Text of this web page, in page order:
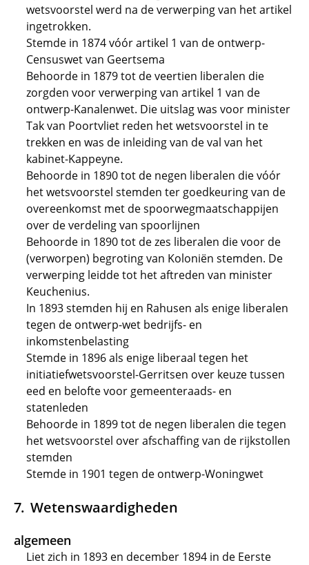
wetsvoorstel werd na de verwerping van het artikel
ingetrokken.
Stemde in 1874 vóór artikel 1 van de ontwerp-
Censuswet van Geertsema
Behoorde in 1879 tot de veertien liberalen die
zorgden voor verwerping van artikel 1 van de
ontwerp-Kanalenwet. Die uitslag was voor minister
Tak van Poortvliet reden het wetsvoorstel in te
trekken en was de inleiding van de val van het
kabinet-Kappeyne.
Behoorde in 1890 tot de negen liberalen die vóór
het wetsvoorstel stemden ter goedkeuring van de
overeenkomst met de spoorwegmaatschappijen
over de verdeling van spoorlijnen
Behoorde in 1890 tot de zes liberalen die voor de
(verworpen) begroting van Koloniën stemden. De
verwerping leidde tot het aftreden van minister
Keuchenius.
In 1893 stemden hij en Rahusen als enige liberalen
tegen de ontwerp-wet bedrijfs- en
inkomstenbelasting
Stemde in 1896 als enige liberaal tegen het
initiatiefwetsvoorstel-Gerritsen over keuze tussen
eed en belofte voor gemeenteraads- en
statenleden
Behoorde in 1899 tot de negen liberalen die tegen
het wetsvoorstel over afschaffing van de rijkstollen
stemden
Stemde in 1901 tegen de ontwerp-Woningwet
Wetenswaardigheden
algemeen
Liet zich in 1893 en december 1894 in de Eerste